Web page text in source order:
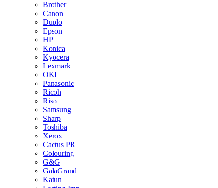
Brother
Canon
Duplo
Epson
HP
Konica
Kyocera
Lexmark
OKI
Panasonic
Ricoh
Riso
Samsung
Sharp
Toshiba
Xerox
Cactus PR
Colouring
G&G
GalaGrand
Katun